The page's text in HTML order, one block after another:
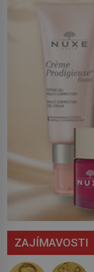
ZAJÍMAVOSTI